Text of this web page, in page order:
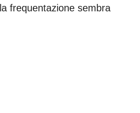
frequentazione sembra